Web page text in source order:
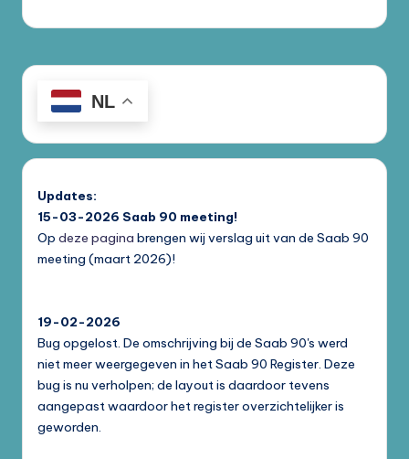
NL
Updates:
15-03-2026 Saab 90 meeting!
Op deze pagina brengen wij verslag uit van de Saab 90
meeting (maart 2026)!
19-02-2026
Bug opgelost. De omschrijving bij de Saab 90's werd
niet meer weergegeven in het Saab 90 Register. Deze
bug is nu verholpen; de layout is daardoor tevens
aangepast waardoor het register overzichtelijker is
geworden.